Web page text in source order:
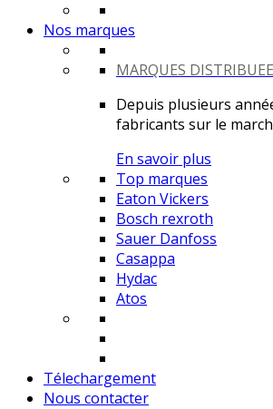
Nos marques
MARQUES
Depuis plusieurs
fabricants sur le
En savoir plus
Top marques
Eaton Vickers
Bosch rexroth
Sauer Danfoss
Casappa
Hydac
Atos
Télechargement
Nous contacter